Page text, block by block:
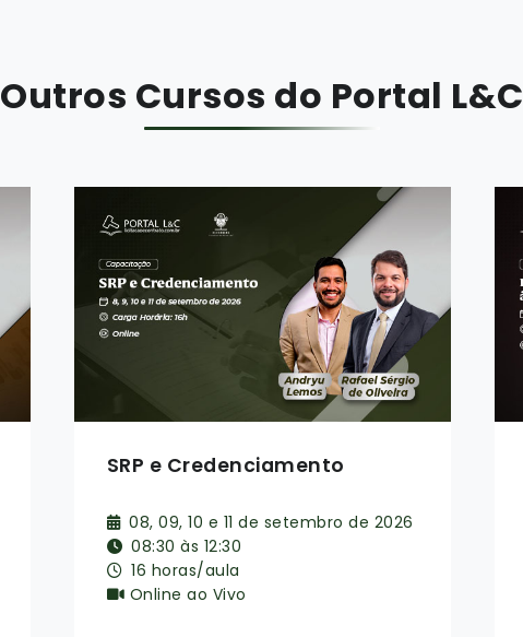
Outros Cursos do Portal L&C
Da elaboração do orçamento
23, 24 e 25 de setembro de 2026
08:30 às 12:30 | 14:00 às 18:00
24 horas/aula